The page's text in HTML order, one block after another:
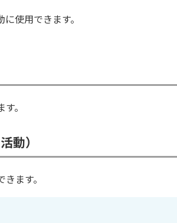
使用できます。
。
動）
ます。